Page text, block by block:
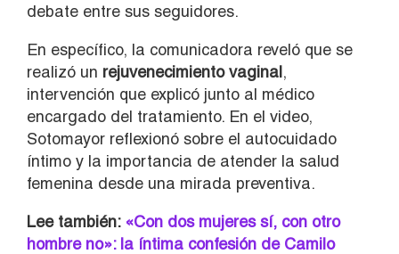
debate entre sus seguidores.
En específico, la comunicadora reveló que se
realizó un rejuvenecimiento vaginal,
intervención que explicó junto al médico
encargado del tratamiento. En el video,
Sotomayor reflexionó sobre el autocuidado
íntimo y la importancia de atender la salud
femenina desde una mirada preventiva.
Lee también: «Con dos mujeres sí, con otro
hombre no»: la íntima confesión de Camilo